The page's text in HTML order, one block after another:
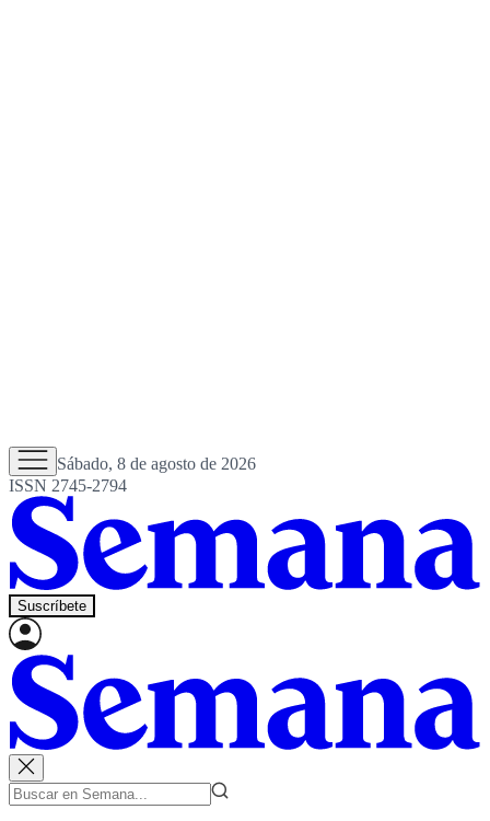
Sábado, 8 de agosto de 2026
ISSN 2745-2794
Suscríbete